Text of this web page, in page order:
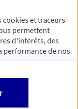
cookies et traceurs
permettent
d'intérêts, des
performance de nos
comme de